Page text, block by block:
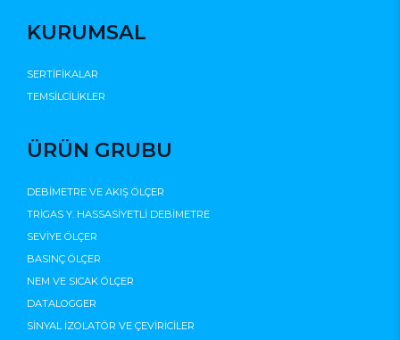
KURUMSAL
SERTİFİKALAR
TEMSİLCİLİKLER
ÜRÜN GRUBU
DEBİMETRE VE AKIŞ ÖLÇER
TRİGAS Y. HASSASİYETLİ DEBİMETRE
SEVİYE ÖLÇER
BASINÇ ÖLÇER
NEM VE SICAK ÖLÇER
DATALOGGER
SİNYAL İZOLATÖR VE ÇEVİRİCİLER